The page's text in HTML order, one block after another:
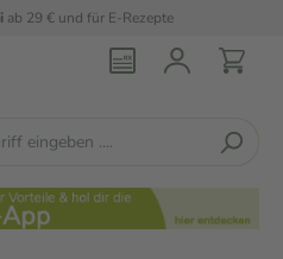
Beratung